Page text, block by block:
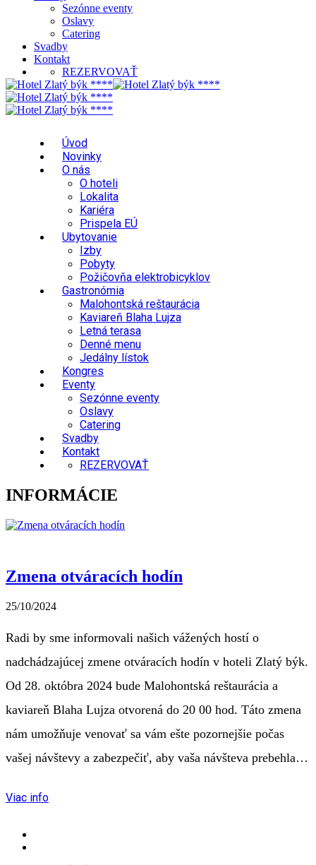
Sezónne eventy
Oslavy
Catering
Svadby
Kontakt
REZERVOVAŤ
Úvod
Novinky
O nás
O hoteli
Lokalita
Kariéra
Prispela EÚ
Ubytovanie
Izby
Pobyty
Požičovňa elektrobicyklov
Gastronómia
Malohontská reštaurácia
Kaviareň Blaha Lujza
Letná terasa
Denné menu
Jedálny lístok
Kongres
Eventy
Sezónne eventy
Oslavy
Catering
Svadby
Kontakt
REZERVOVAŤ
INFORMÁCIE
Zmena otváracích hodín
25/10/2024
Radi by sme informovali našich vážených hostí o
nadchádzajúcej zmene otváracích hodín v hoteli Zlatý býk.
Od 28. októbra 2024 bude Malohontská reštaurácia a
kaviareň Blaha Lujza otvorená do 20 00 hod. Táto zmena
nám umožňuje venovať sa vám ešte pozornejšie počas
vašej návštevy a zabezpečiť, aby vaša návšteva prebehla…
Viac info